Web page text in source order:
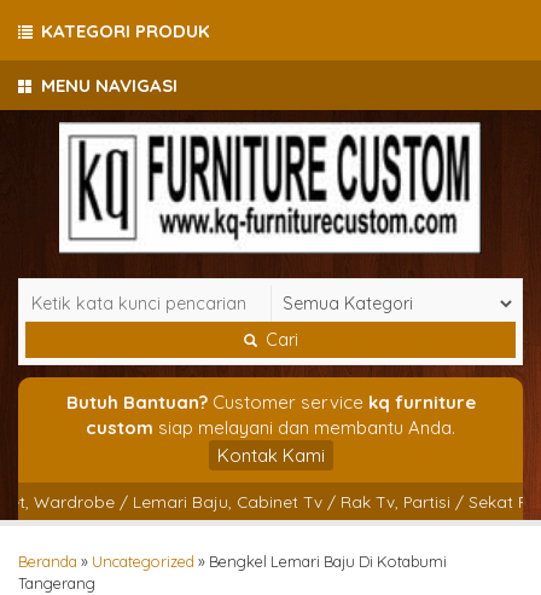
MENU NAVIGASI
Cari
Butuh Bantuan?Customer service kq furniture
custom siap melayani dan membantu Anda.
Kontak Kami
Wardrobe / Lemari Baju, Cabinet Tv / Rak Tv, Partisi / Sekat
Beranda » Uncategorized » Bengkel Lemari Baju Di Kotabumi
Tangerang
KATEGORI PRODUK